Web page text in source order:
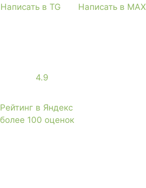
Написать в TG Написать в MAX
4.9
Рейтинг в Яндекс
более 100 оценок